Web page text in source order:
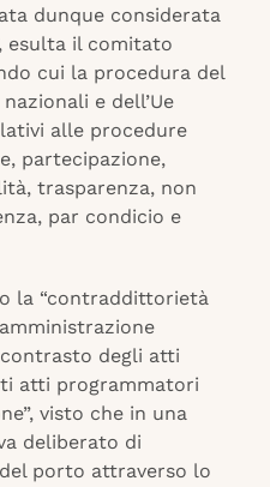
dunque considerata
esulta il comitato
cui la procedura del
e dell’Ue
alle procedure
partecipazione,
trasparenza, non
par condicio e
la “contraddittorietà
contrasto degli atti
atti programmatori
visto che in una
deliberato di
porto attraverso lo